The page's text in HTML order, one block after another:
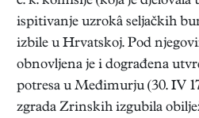
ispitivanje uzrokâ seljačkih
izbile u Hrvatskoj. Pod
obnovljena je i dograđena
potresa u Međimurju (30. IV
zgrada Zrinskih izgubila